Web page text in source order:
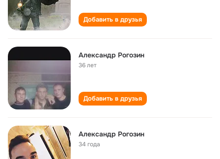
Добавить в друзья
Александр Рогозин
36 лет
Добавить в друзья
Александр Рогозин
34 года